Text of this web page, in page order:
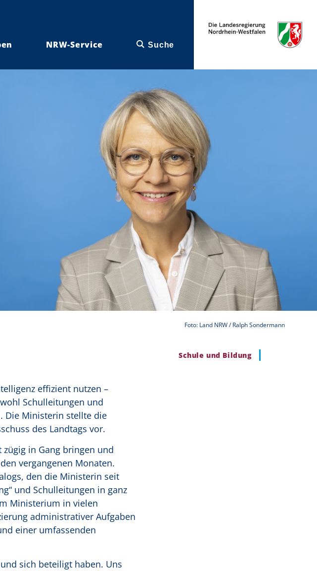
NRW-Service Suche
Foto: Land NRW / Ralph Sondermann
Schule und Bildung
effizient nutzen –
Schulleitungen und
Die Ministerin stellte die
des Landtags vor.
in Gang bringen und
vergangenen Monaten.
den die Ministerin seit
und Schulleitungen in ganz
Ministerium in vielen
administrativer Aufgaben
einer umfassenden
sich beteiligt haben. Uns